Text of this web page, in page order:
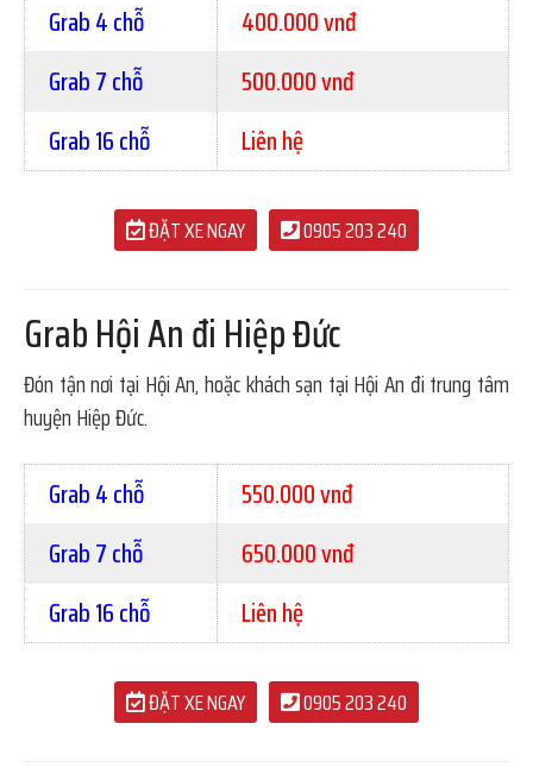
Grab 4 chỗ
400.000 vnđ
Grab 7 chỗ
500.000 vnđ
Grab 16 chỗ
Liên hệ
ĐẶT XE NGAY 0905 203 240
Grab Hội An đi Hiệp Đức
Đón tận nơi tại Hội An, hoặc khách sạn tại Hội An đi trung tâm
huyện Hiệp Đức.
Grab 4 chỗ
550.000 vnđ
Grab 7 chỗ
650.000 vnđ
Grab 16 chỗ
Liên hệ
ĐẶT XE NGAY 0905 203 240